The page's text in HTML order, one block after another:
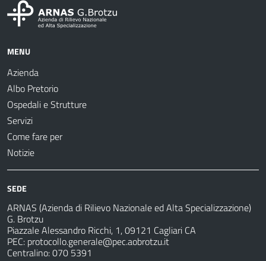
MENU
Azienda
Albo Pretorio
Ospedali e Strutture
Servizi
Come fare per
Notizie
SEDE
ARNAS (Azienda di Rilievo Nazionale ed Alta Specializzazione)
G. Brotzu
Piazzale Alessandro Ricchi, 1, 09121 Cagliari CA
PEC: protocollo.generale@pec.aobrotzu.it
Centralino: 070 5391